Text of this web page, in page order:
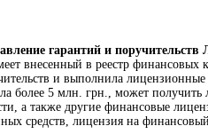
гарантий и поручительств
внесенный в реестр
и выполнила
более 5 млн. грн., может
а также другие финансовые
средств, лицензия на